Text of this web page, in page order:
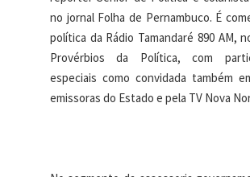
no jornal Folha de Pernambuco. É
política da Rádio Tamandaré 890 AM,
Provérbios da Política, com
especiais como convidada também
emissoras do Estado e pela TV Nova